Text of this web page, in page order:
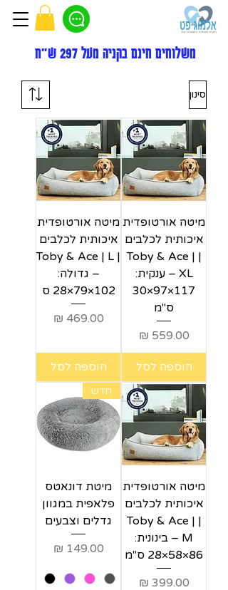
משלוחים חינם בקניה מעל 297 ש"ח
סינון
מיטה אורטופדית
איכותית לכלבים
| Toby & Ace |
XL – ענקית:
117×97×30
ס"מ
מחיר
הוספה לסל
מיטה אורטופדית
איכותית לכלבים
| Toby & Ace | L
– גדולה:
102×79×28 ס
מחיר
הוספה לסל
מיטה אורטופדית
איכותית לכלבים
| Toby & Ace |
M – בינונית:
86×58×28 ס"מ
מחיר
חדש
מיטת דונאטס
פלאפית במגוון
גדלים וצבעים
מחיר